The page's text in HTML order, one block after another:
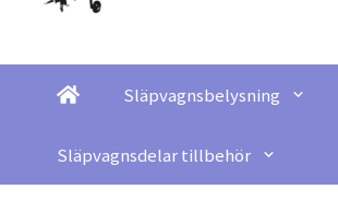
Släpvagnsbelysning
Släpvagnsdelar tillbehör